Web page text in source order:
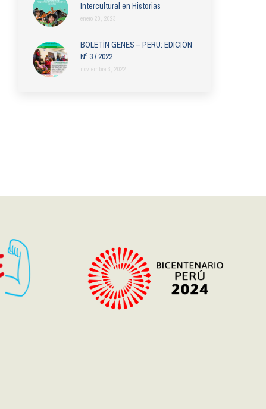
Intercultural en Historias
enero 20, 2023
BOLETÍN GENES – PERÚ: EDICIÓN
Nº 3 / 2022
noviembre 3, 2022